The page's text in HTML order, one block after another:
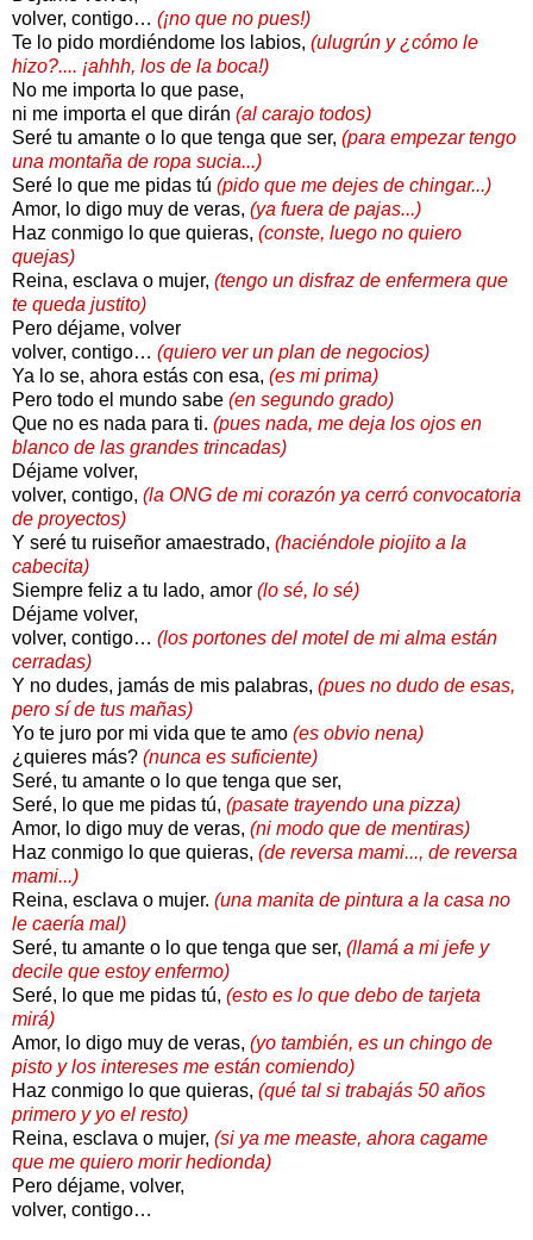
volver, contigo… (¡no que no pues!)
Te lo pido mordiéndome los labios, (ulugrún y ¿cómo le
hizo?.... ¡ahhh, los de la boca!)
No me importa lo que pase,
ni me importa el que dirán (al carajo todos)
Seré tu amante o lo que tenga que ser, (para empezar tengo
una montaña de ropa sucia...)
Seré lo que me pidas tú (pido que me dejes de chingar...)
Amor, lo digo muy de veras, (ya fuera de pajas...)
Haz conmigo lo que quieras, (conste, luego no quiero
quejas)
Reina, esclava o mujer, (tengo un disfraz de enfermera que
te queda justito)
Pero déjame, volver
volver, contigo… (quiero ver un plan de negocios)
Ya lo se, ahora estás con esa, (es mi prima)
Pero todo el mundo sabe (en segundo grado)
Que no es nada para ti. (pues nada, me deja los ojos en
blanco de las grandes trincadas)
Déjame volver,
volver, contigo, (la ONG de mi corazón ya cerró convocatoria
de proyectos)
Y seré tu ruiseñor amaestrado, (haciéndole piojito a la
cabecita)
Siempre feliz a tu lado, amor (lo sé, lo sé)
Déjame volver,
volver, contigo… (los portones del motel de mi alma están
cerradas)
Y no dudes, jamás de mis palabras, (pues no dudo de esas,
pero sí de tus mañas)
Yo te juro por mi vida que te amo (es obvio nena)
¿quieres más? (nunca es suficiente)
Seré, tu amante o lo que tenga que ser,
Seré, lo que me pidas tú, (pasate trayendo una pizza)
Amor, lo digo muy de veras, (ni modo que de mentiras)
Haz conmigo lo que quieras, (de reversa mami..., de reversa
mami...)
Reina, esclava o mujer. (una manita de pintura a la casa no
le caería mal)
Seré, tu amante o lo que tenga que ser, (llamá a mi jefe y
decile que estoy enfermo)
Seré, lo que me pidas tú, (esto es lo que debo de tarjeta
mirá)
Amor, lo digo muy de veras, (yo también, es un chingo de
pisto y los intereses me están comiendo)
Haz conmigo lo que quieras, (qué tal si trabajás 50 años
primero y yo el resto)
Reina, esclava o mujer, (si ya me measte, ahora cagame
que me quiero morir hedionda)
Pero déjame, volver,
volver, contigo…